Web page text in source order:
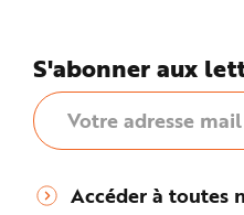
S'abonner aux
Accéder à toutes